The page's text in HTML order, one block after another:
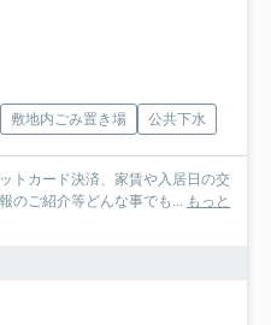
敷地内ごみ置き場 公共下水
トカード決済、家賃や入居日の交
のご紹介等どんな事でも...
もっと